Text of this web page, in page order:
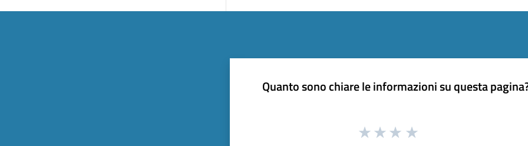
Quanto sono chiare le informazioni su questa